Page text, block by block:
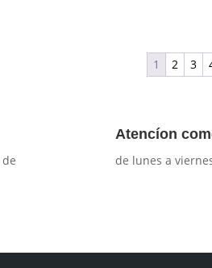
1 2 3
Atencíon
de lunes a